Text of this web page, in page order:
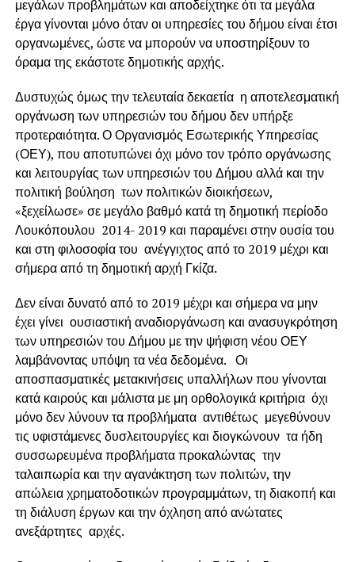
μεγάλων προβλημάτων και αποδείχτηκε ότι τα μεγάλα
έργα γίνονται μόνο όταν οι υπηρεσίες του δήμου είναι έτσι
οργανωμένες, ώστε να μπορούν να υποστηρίξουν το
όραμα της εκάστοτε δημοτικής αρχής.
Δυστυχώς όμως την τελευταία δεκαετία η αποτελεσματική
οργάνωση των υπηρεσιών του δήμου δεν υπήρξε
προτεραιότητα. Ο Οργανισμός Εσωτερικής Υπηρεσίας
(ΟΕΥ), που αποτυπώνει όχι μόνο τον τρόπο οργάνωσης
και λειτουργίας των υπηρεσιών του Δήμου αλλά και την
πολιτική βούληση των πολιτικών διοικήσεων,
«ξεχείλωσε» σε μεγάλο βαθμό κατά τη δημοτική περίοδο
Λουκόπουλου 2014- 2019 και παραμένει στην ουσία του
και στη φιλοσοφία του ανέγγιχτος από το 2019 μέχρι και
σήμερα από τη δημοτική αρχή Γκίζα.
Δεν είναι δυνατό από το 2019 μέχρι και σήμερα να μην
έχει γίνει ουσιαστική αναδιοργάνωση και ανασυγκρότηση
των υπηρεσιών του Δήμου με την ψήφιση νέου ΟΕΥ
λαμβάνοντας υπόψη τα νέα δεδομένα. Οι
αποσπασματικές μετακινήσεις υπαλλήλων που γίνονται
κατά καιρούς και μάλιστα με μη ορθολογικά κριτήρια όχι
μόνο δεν λύνουν τα προβλήματα αντιθέτως μεγεθύνουν
τις υφιστάμενες δυσλειτουργίες και διογκώνουν τα ήδη
συσσωρευμένα προβλήματα προκαλώντας την
ταλαιπωρία και την αγανάκτηση των πολιτών, την
απώλεια χρηματοδοτικών προγραμμάτων, τη διακοπή και
τη διάλυση έργων και την όχληση από ανώτατες
ανεξάρτητες αρχές.